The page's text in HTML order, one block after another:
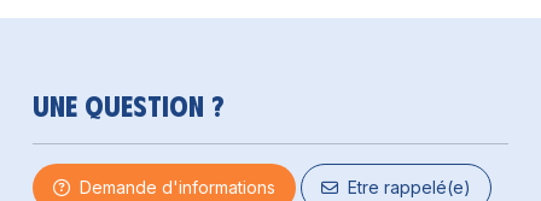
Une question ?
Demande d'informations Etre rappelé(e)